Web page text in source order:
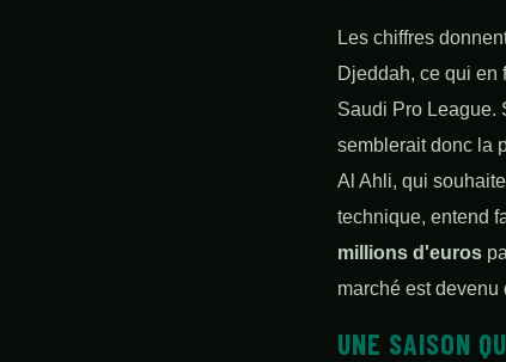
Les chiffres
Djeddah, ce qui en
Saudi Pro League.
semblerait donc la
Al Ahli, qui
technique, entend
millions d'euros
marché est
UNE SAISON